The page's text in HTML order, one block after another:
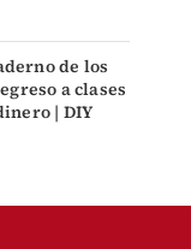
de los
a clases
| DIY